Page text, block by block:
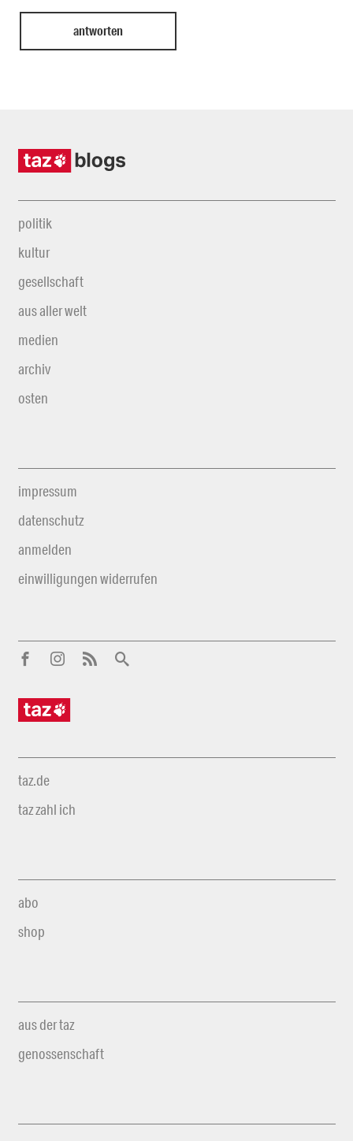
politik
kultur
gesellschaft
aus aller welt
medien
archiv
osten
impressum
datenschutz
anmelden
einwilligungen widerrufen
taz.de
taz zahl ich
abo
shop
aus der taz
genossenschaft